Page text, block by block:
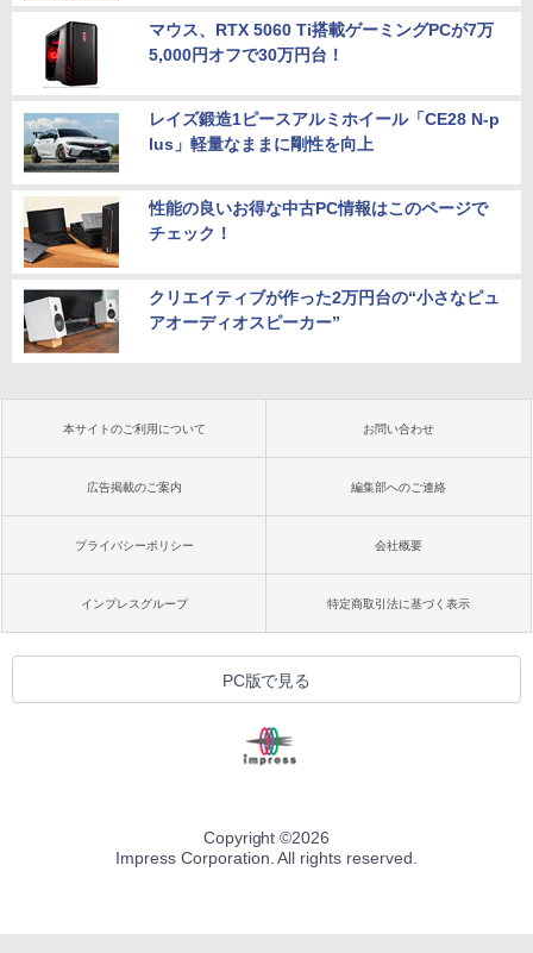
マウス、RTX 5060 Ti搭載ゲーミングPCが7万
5,000円オフで30万円台！
レイズ鍛造1ピースアルミホイール「CE28 N-p
lus」軽量なままに剛性を向上
性能の良いお得な中古PC情報はこのページで
チェック！
クリエイティブが作った2万円台の“小さなピュ
アオーディオスピーカー”
本サイトのご利用について お問い合わせ
広告掲載のご案内 編集部へのご連絡
プライバシーポリシー 会社概要
インプレスグループ 特定商取引法に基づく表示
PC版で見る
Copyright ©2026
Impress Corporation. All rights reserved.